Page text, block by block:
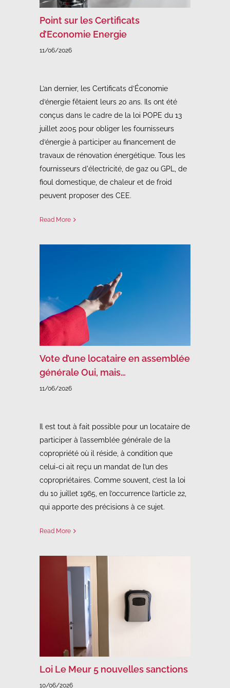
Point sur les Certificats
d’Economie Energie
11/06/2026
L’an dernier, les Certificats d’Économie
d’énergie fêtaient leurs 20 ans. Ils ont été
conçus dans le cadre de la loi POPE du 13
juillet 2005 pour obliger les fournisseurs
d’énergie à participer au financement de
travaux de rénovation énergétique. Tous les
fournisseurs d'électricité, de gaz ou GPL, de
fioul domestique, de chaleur et de froid
peuvent proposer des CEE.
Read More
Vote d’une locataire en assemblée
générale Oui, mais…
11/06/2026
Il est tout à fait possible pour un locataire de
participer à l’assemblée générale de la
copropriété où il réside, à condition que
celui-ci ait reçu un mandat de l’un des
copropriétaires. Comme souvent, c’est la loi
du 10 juillet 1965, en l’occurrence l’article 22,
qui apporte des précisions à ce sujet.
Read More
Loi Le Meur 5 nouvelles sanctions
10/06/2026